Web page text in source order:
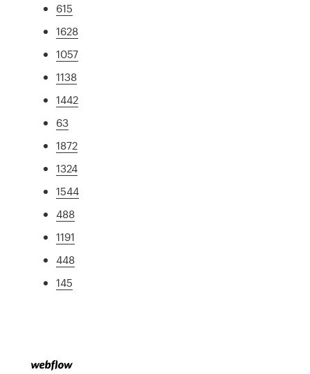
615
1628
1057
1138
1442
63
1872
1324
1544
488
1191
448
145